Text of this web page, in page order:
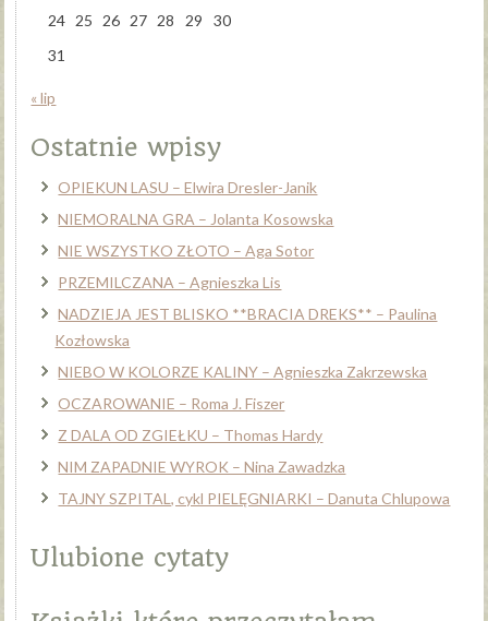
24 25 26 27 28 29
30
31
« lip
Ostatnie wpisy
OPIEKUN LASU – Elwira Dresler-Janik
NIEMORALNA GRA – Jolanta Kosowska
NIE WSZYSTKO ZŁOTO – Aga Sotor
PRZEMILCZANA – Agnieszka Lis
NADZIEJA JEST BLISKO **BRACIA DREKS** – Paulina
Kozłowska
NIEBO W KOLORZE KALINY – Agnieszka Zakrzewska
OCZAROWANIE – Roma J. Fiszer
Z DALA OD ZGIEŁKU – Thomas Hardy
NIM ZAPADNIE WYROK – Nina Zawadzka
TAJNY SZPITAL, cykl PIELĘGNIARKI – Danuta Chlupowa
Ulubione cytaty